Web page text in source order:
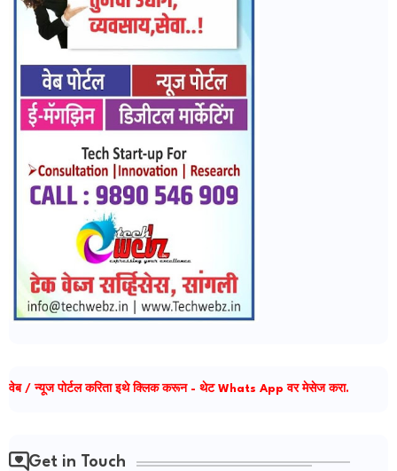
वेब / न्यूज पोर्टल करिता इथे क्लिक करून - थेट Whats App वर मेसेज करा.
Get in Touch